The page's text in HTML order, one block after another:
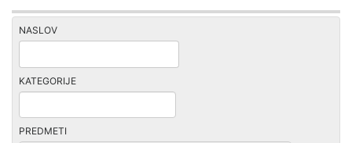
NASLOV
KATEGORIJE
PREDMETI